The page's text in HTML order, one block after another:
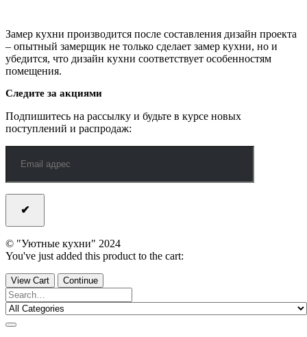
Замер кухни производится после составления дизайн проекта
– опытный замерщик не только сделает замер кухни, но и
убедится, что дизайн кухни соответствует особенностям
помещения.
Следите за акциями
Подпишитесь на рассылку и будьте в курсе новых
поступлений и распродаж:
© "Уютные кухни" 2024
You've just added this product to the cart:
View Cart Continue